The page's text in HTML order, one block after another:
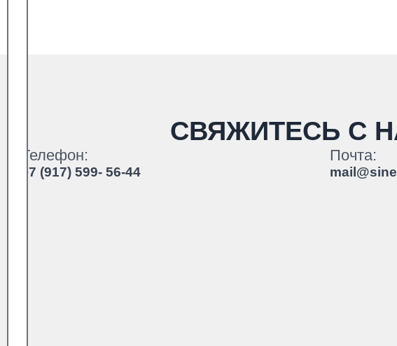
СВЯЖИТЕСЬ С
Телефон:
+7 (917) 599- 56-44
Почта: